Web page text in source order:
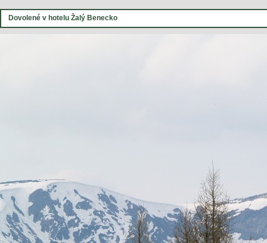
Dovolené v hotelu Žalý Benecko